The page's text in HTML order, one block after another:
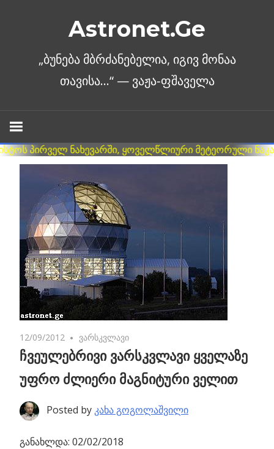
Astronet.Ge
12/09/2012 No comments
ვარსკვლავი
ჩვეულებრივი ვარსკვლავი ყველაზე
უფრო ძლიერი მაგნიტური ველით
Posted by კახა გოგოლაშვილი
განახლდა: 02/02/2018